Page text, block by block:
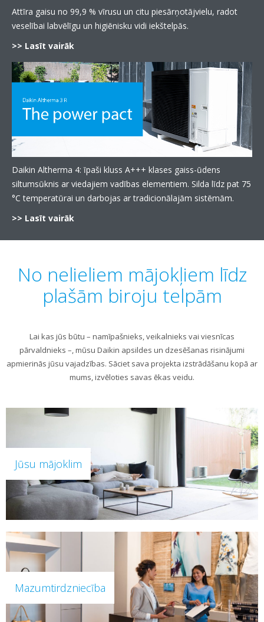
Attīra gaisu no 99,9 % vīrusu un citu piesārņotājvielu, radot
veselībai labvēlīgu un higiēnisku vidi iekštelpās.
>> Lasīt vairāk
Daikin Altherma 4: īpaši kluss A+++ klases gaiss-ūdens
siltumsūknis ar viedajiem vadības elementiem. Silda līdz pat 75
°C temperatūrai un darbojas ar tradicionālajām sistēmām.
>> Lasīt vairāk
No nelieliem mājokļiem līdz
plašām biroju telpām
Lai kas jūs būtu – namīpašnieks, veikalnieks vai viesnīcas
pārvaldnieks –, mūsu Daikin apsildes un dzesēšanas risinājumi
apmierinās jūsu vajadzības. Sāciet sava projekta izstrādāšanu kopā ar
mums, izvēloties savas ēkas veidu.
Jūsu mājoklim
Mazumtirdzniecība